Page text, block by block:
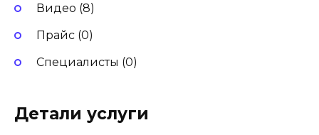
Видео (8)
Прайс (0)
Специалисты (0)
Детали услуги